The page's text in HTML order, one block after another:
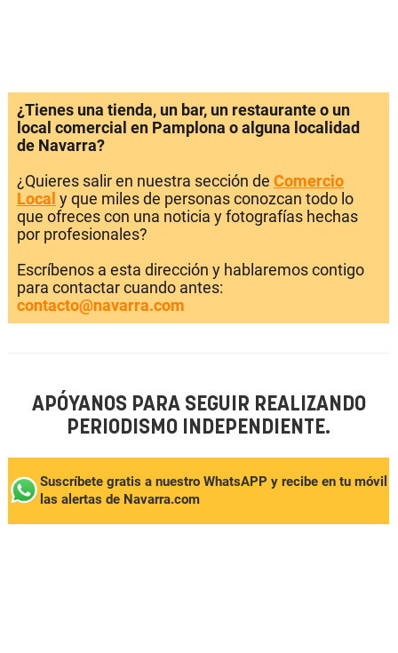
¿Tienes una tienda, un bar, un restaurante o un
local comercial en Pamplona o alguna localidad
de Navarra?
¿Quieres salir en nuestra sección de Comercio
Local y que miles de personas conozcan todo lo
que ofreces con una noticia y fotografías hechas
por profesionales?
Escríbenos a esta dirección y hablaremos contigo
para contactar cuando antes:
contacto@navarra.com
APÓYANOS PARA SEGUIR REALIZANDO
PERIODISMO INDEPENDIENTE.
Suscríbete gratis a nuestro WhatsAPP y recibe en tu móvil
las alertas de Navarra.com